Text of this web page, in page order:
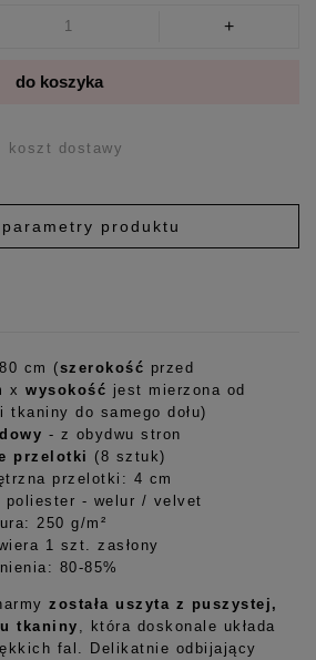
+
do koszyka
koszt dostawy
produktu
cm (szerokość przed
x wysokość jest mierzona od
tkaniny do samego dołu)
- z obydwu stron
przelotki (8 sztuk)
przelotki: 4 cm
poliester - welur / velvet
250 g/m²
1 szt. zasłony
80-85%
została uszyta z puszystej,
tkaniny , która doskonale układa
fal. Delikatnie odbijający